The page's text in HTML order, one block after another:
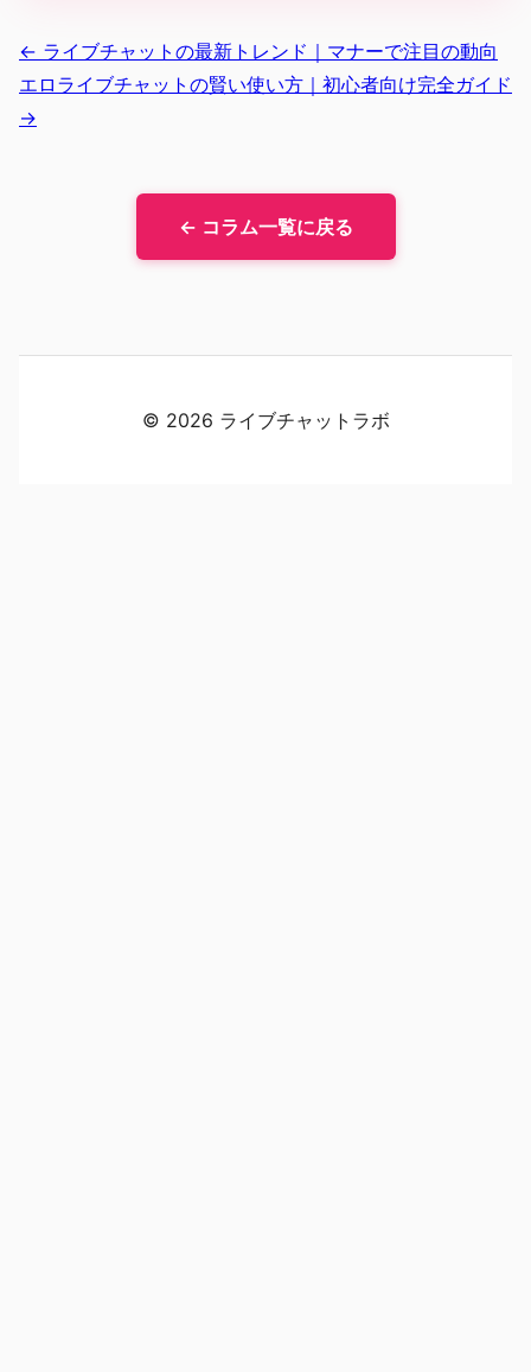
← ライブチャットの最新トレンド｜マナーで注目の動向
エロライブチャットの賢い使い方｜初心者向け完全ガイド
→
← コラム一覧に戻る
© 2026 ライブチャットラボ